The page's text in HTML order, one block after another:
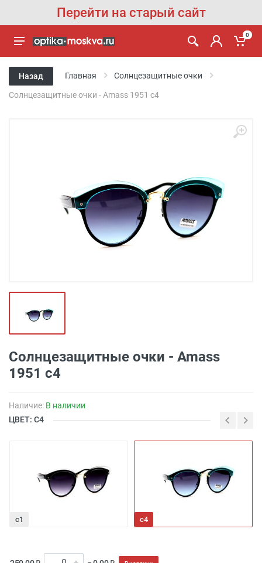
Перейти на старый сайт
0
Назад Главная Солнцезащитные очки
Солнцезащитные очки - Amass 1951 с4
Солнцезащитные очки - Amass
1951 с4
Наличие: В наличии
ЦВЕТ: С4
с1 с4